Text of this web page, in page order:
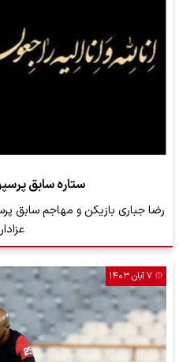
ستاره سابق
رضا جباری بازیکن و مهاجم سابق
۷ آبان ۱۴۰۳